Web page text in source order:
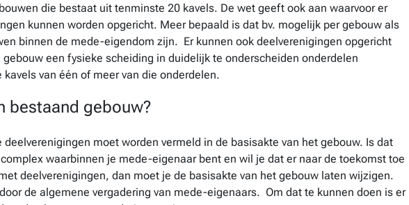
die bestaat uit tenminste 20 kavels. De wet geeft ook aan waarvoor er
kunnen worden opgericht. Meer bepaald is dat bv. mogelijk per gebouw als
binnen de mede-eigendom zijn. Er kunnen ook deelverenigingen opgericht
een fysieke scheiding in duidelijk te onderscheiden onderdelen
van één of meer van die onderdelen.
bestaand gebouw?
deelverenigingen moet worden vermeld in de basisakte van het gebouw. Is dat
waarbinnen je mede-eigenaar bent en wil je dat er naar de toekomst toe
deelverenigingen, dan moet je de basisakte van het gebouw laten wijzigen.
de algemene vergadering van mede-eigenaars. Om dat te kunnen doen is er